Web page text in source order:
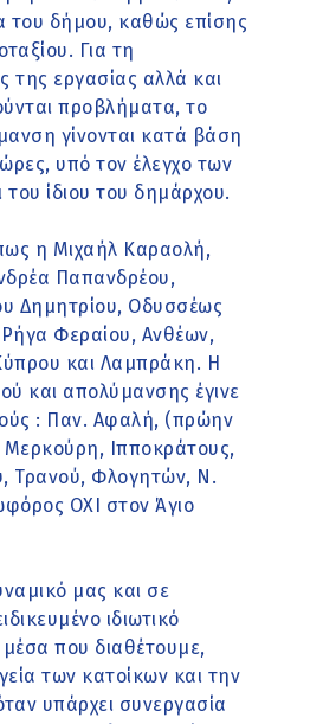
του δήμου, καθώς επίσης
Για τη
της εργασίας αλλά και
προβλήματα, το
γίνονται κατά βάση
υπό τον έλεγχο των
ίδιου του δημάρχου.
η Μιχαήλ Καραολή,
Παπανδρέου,
Δημητρίου, Οδυσσέως
Φεραίου, Ανθέων,
και Λαμπράκη. Η
και απολύμανσης έγινε
: Παν. Αφαλή, (πρώην
Μερκούρη, Ιπποκράτους,
Τρανού, Φλογητών, Ν.
ΟΧΙ στον Άγιο
μας και σε
ιδιωτικό
που διαθέτουμε,
των κατοίκων και την
υπάρχει συνεργασία